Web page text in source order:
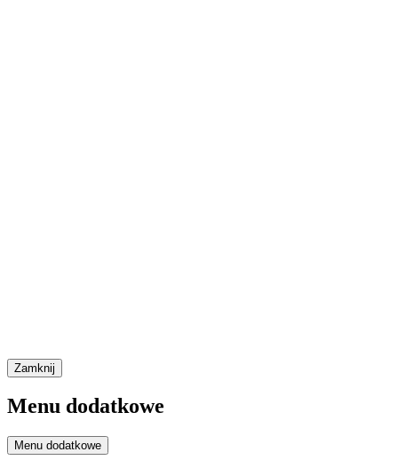
Zamknij
Menu dodatkowe
Menu dodatkowe